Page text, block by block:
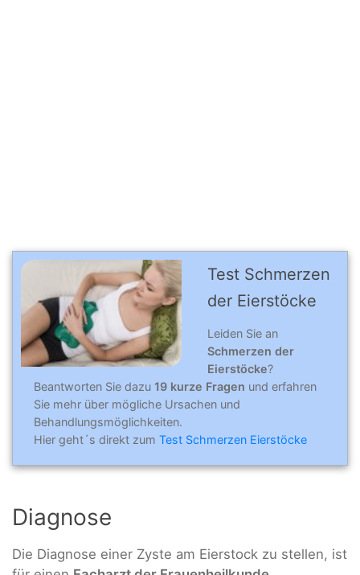
Test Schmerzen
der Eierstöcke
Leiden Sie an
Schmerzen der
Eierstöcke?
Beantworten Sie dazu 19 kurze Fragen und erfahren
Sie mehr über mögliche Ursachen und
Behandlungsmöglichkeiten.
Hier geht´s direkt zum Test Schmerzen Eierstöcke
Diagnose
Die Diagnose einer Zyste am Eierstock zu stellen, ist